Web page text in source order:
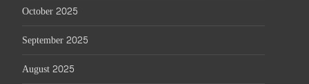
October 2025
September 2025
August 2025